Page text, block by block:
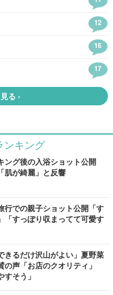
ンキング
ング後の入浴ショット公開
肌が綺麗」と反響
行での親子ショット公開「す
「すっぽり収まってて可愛す
きるだけ沢山がよい」夏野菜
声「お店のクオリティ」
すそう」